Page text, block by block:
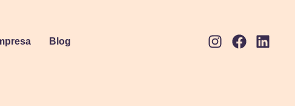
Blog